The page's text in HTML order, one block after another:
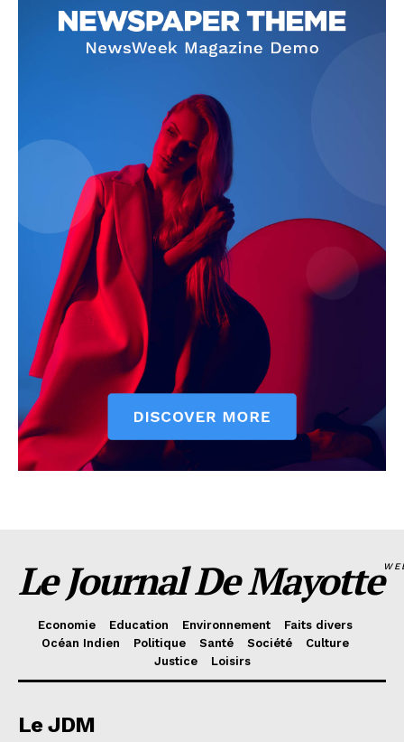
Le Journal De Mayotte
Economie Education Environnement
Faits divers
Océan Indien
Politique Santé Société
Culture
Justice
Loisirs
Le JDM